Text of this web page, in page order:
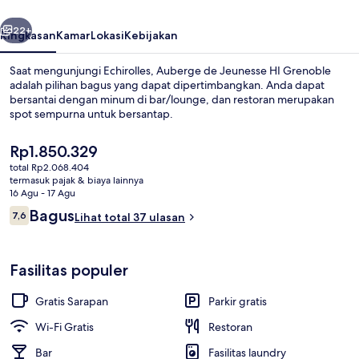
Berikutnya
22+
RingkasanKamarLokasiKebijakan
Saat mengunjungi Echirolles, Auberge de Jeunesse HI Grenoble
adalah pilihan bagus yang dapat dipertimbangkan. Anda dapat
bersantai dengan minum di bar/lounge, dan restoran merupakan
spot sempurna untuk bersantap.
Harga
saat
ini
Rp1.850.329
Rp1.850.329
total Rp2.068.404
termasuk pajak & biaya lainnya
16 Agu - 17 Agu
Ulasan
7,67,6 dari 10
BagusLihat total 37 ulasan
Fasilitas populer
Gratis Sarapan
Parkir gratis
Wi-Fi Gratis
Restoran
Bar
Fasilitas laundry